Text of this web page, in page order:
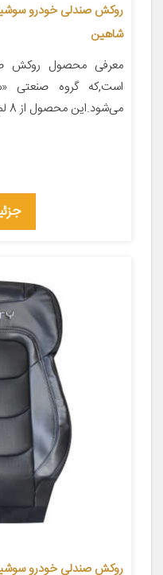
شاهین
معرفی محصول روکش
می‌شود.این محصول از 8 لمسه دوخت […]